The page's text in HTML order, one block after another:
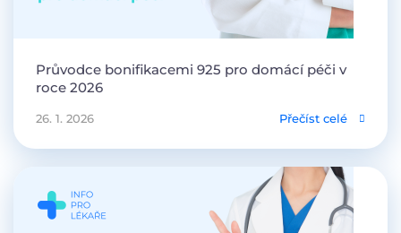
Průvodce bonifikacemi 925 pro domácí péči v
roce 2026
26. 1. 2026 Přečíst celé